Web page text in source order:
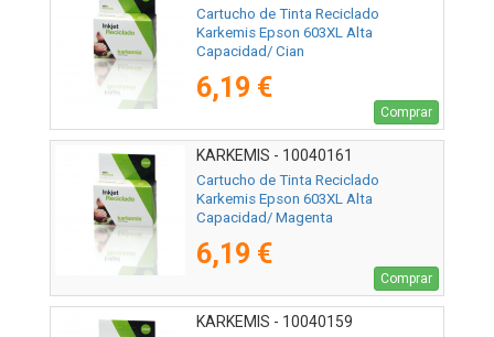
Cartucho de Tinta Reciclado
Karkemis Epson 603XL Alta
Capacidad/ Cian
6,19 €
Comprar
KARKEMIS - 10040161
Cartucho de Tinta Reciclado
Karkemis Epson 603XL Alta
Capacidad/ Magenta
6,19 €
Comprar
KARKEMIS - 10040159